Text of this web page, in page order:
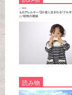
読み物